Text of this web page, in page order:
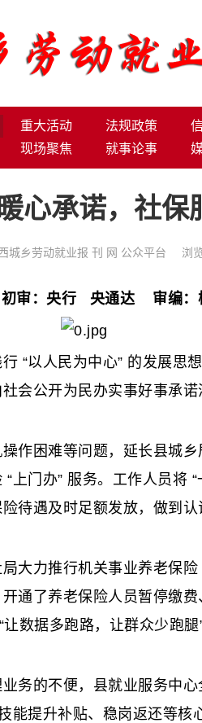
重大活动 法规政策
现场聚焦 就事论事
心承诺，社保
城乡劳动就业报 刊 网 公众平台 浏
审：央行 央通达 审编：
“以人民为中心” 的发展思
会公开为民办实事好事承
困难等问题，延长县城乡
门办” 服务。工作人员将 “
待遇及时足额发放，做到
力推行机关事业养老保险
通了养老保险人员暂停缴
数据多跑路，让群众少跑
的不便，县就业服务中心
能提升补贴、稳岗返还等核